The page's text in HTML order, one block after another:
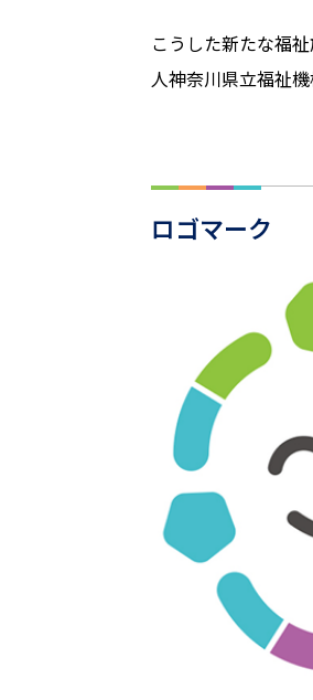
こうした新たな福
人神奈川県立福祉機
ロゴマーク